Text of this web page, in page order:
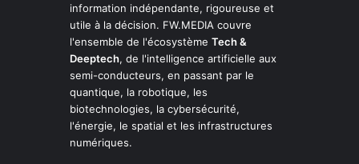
information indépendante, rigoureuse et
utile à la décision. FW.MEDIA couvre
l'ensemble de l'écosystème Tech &
Deeptech, de l'intelligence artificielle aux
semi-conducteurs, en passant par le
quantique, la robotique, les
biotechnologies, la cybersécurité,
l'énergie, le spatial et les infrastructures
numériques.